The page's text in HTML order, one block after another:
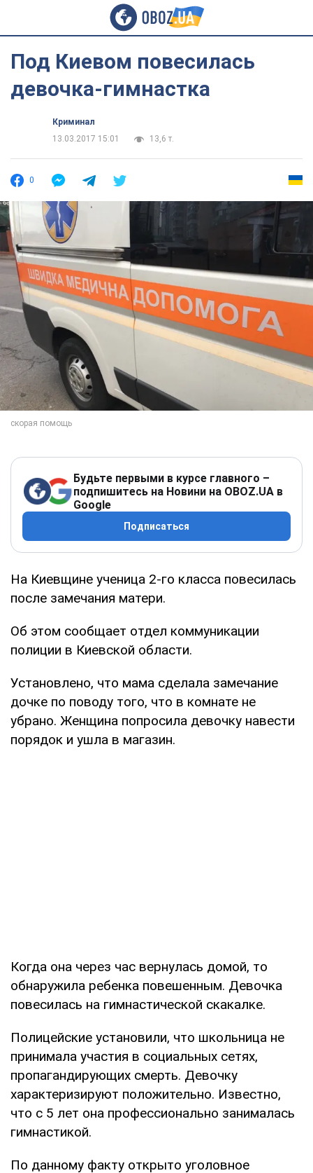
Под Киевом повесилась
девочка-гимнастка
Криминал
13.03.2017 15:01
13,6 т.
0
Будьте первыми в курсе главного –
подпишитесь на Новини на OBOZ.UA в
Google
Подписаться
На Киевщине ученица 2-го класса повесилась
после замечания матери.
Об этом сообщает отдел коммуникации
полиции в Киевской области.
Установлено, что мама сделала замечание
дочке по поводу того, что в комнате не
убрано. Женщина попросила девочку навести
порядок и ушла в магазин.
Когда она через час вернулась домой, то
обнаружила ребенка повешенным. Девочка
повесилась на гимнастической скакалке.
Полицейские установили, что школьница не
принимала участия в социальных сетях,
пропагандирующих смерть. Девочку
характеризируют положительно. Известно,
что с 5 лет она профессионально занималась
гимнастикой.
По данному факту открыто уголовное